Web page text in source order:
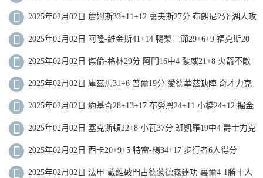
熱火擊敗馬刺
2025年02月02日 詹姆斯33+11+12 裏夫斯27分 布朗尼2分 湖人攻
下麥迪遜
2025年02月02日 阿隆-維金斯41+14 鴨梨三節29+6+9 福克斯20
分 雷霆大勝國王
2025年02月02日 傑倫-格林29分 阿門16中4 紮威21+8 火箭不敵
籃網
2025年02月02日 庫茲馬31+8 普爾19分 愛德華茲缺陣 奇才力克
森林狼止16連敗
2025年02月02日 約基奇28+13+17 布勞恩24+11 小橋24+12 掘金
拒絕黃蜂逆轉
2025年02月02日 塞克斯頓22+8 小瓦37分 班凱羅19中4 爵士力克
魔術止8連敗
2025年02月02日 西卡20+9+5 特雷-楊34+17 步行者6人得分
15+送老鷹8連敗
2025年02月02日 法甲-戴維破門古德蒙德森建功 裏爾4-1勝十人